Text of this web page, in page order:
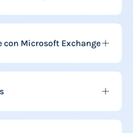
con Microsoft Exchange